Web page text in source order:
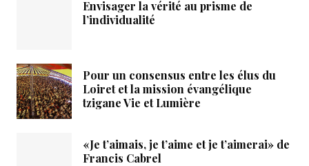
Envisager la vérité au prisme de
l’individualité
Pour un consensus entre les élus du
Loiret et la mission évangélique
tzigane Vie et Lumière
«Je t’aimais, je t’aime et je t’aimerai» de
Francis Cabrel